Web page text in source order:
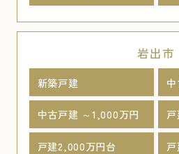
岩出市
新築戸建
中古戸建 ～1,000万円
戸建2,000万円台